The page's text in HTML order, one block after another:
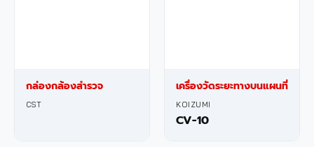
กล่องกล้องสำรวจ
CST
เครื่องวัดระยะทางบนแผนที่
KOIZUMI
CV-10